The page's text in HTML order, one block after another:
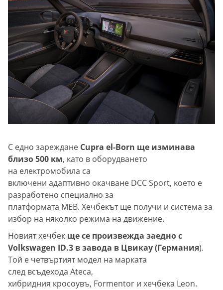
С едно зареждане Cupra el-Born ще изминава
близо 500 км, като в оборудването
на електромобила са
включени адаптивно окачване DCC Sport, което е
разработено специално за
платформата MEB. Хечбекът ще получи и система за
избор на няколко режима на движение.
Новият хечбек ще се произвежда заедно с
Volkswagen ID.3 в завода в Цвикау (Германия).
Той е четвъртият модел на марката
след всъдехода Ateca,
хибридния кросоувъ, Formentor и хечбека Leon.